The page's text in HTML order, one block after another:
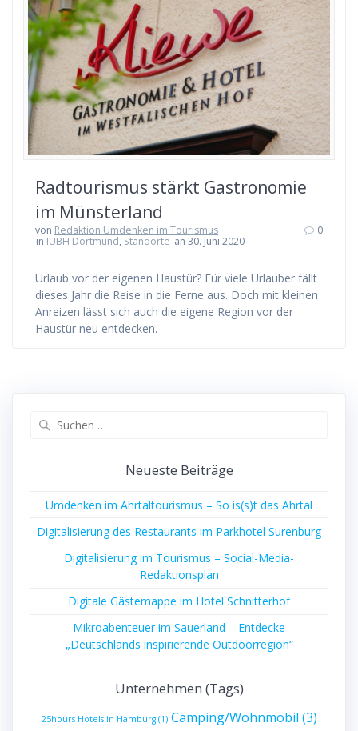
Radtourismus stärkt Gastronomie
im Münsterland
von Redaktion Umdenken im Tourismus
in IUBH Dortmund, Standorte an 30. Juni 2020
0
Urlaub vor der eigenen Haustür? Für viele Urlauber fällt
dieses Jahr die Reise in die Ferne aus. Doch mit kleinen
Anreizen lässt sich auch die eigene Region vor der
Haustür neu entdecken.
Neueste Beiträge
Umdenken im Ahrtaltourismus – So is(s)t das Ahrtal
Digitalisierung des Restaurants im Parkhotel Surenburg
Digitalisierung im Tourismus – Social-Media-
Redaktionsplan
Digitale Gästemappe im Hotel Schnitterhof
Mikroabenteuer im Sauerland – Entdecke
„Deutschlands inspirierende Outdoorregion“
Unternehmen (Tags)
25hours Hotels in Hamburg(1) Camping/Wohnmobil(3)